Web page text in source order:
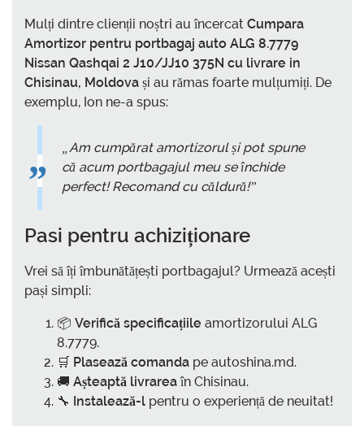
Mulți dintre clienții noștri au încercat Cumpara
Amortizor pentru portbagaj auto ALG 8.7779
Nissan Qashqai 2 J10/JJ10 375N cu livrare in
Chisinau, Moldova și au rămas foarte mulțumiți. De
exemplu, Ion ne-a spus:
„Am cumpărat amortizorul și pot spune
că acum portbagajul meu se închide
perfect! Recomand cu căldură!”
Pasi pentru achiziționare
Vrei să îți îmbunătățești portbagajul? Urmează acești
pași simpli:
📦 Verifică specificațiile amortizorului ALG
8.7779.
🛒 Plasează comanda pe autoshina.md.
🚚 Așteaptă livrareaîn Chisinau.
🔧 Instalează-l pentru o experiență de neuitat!